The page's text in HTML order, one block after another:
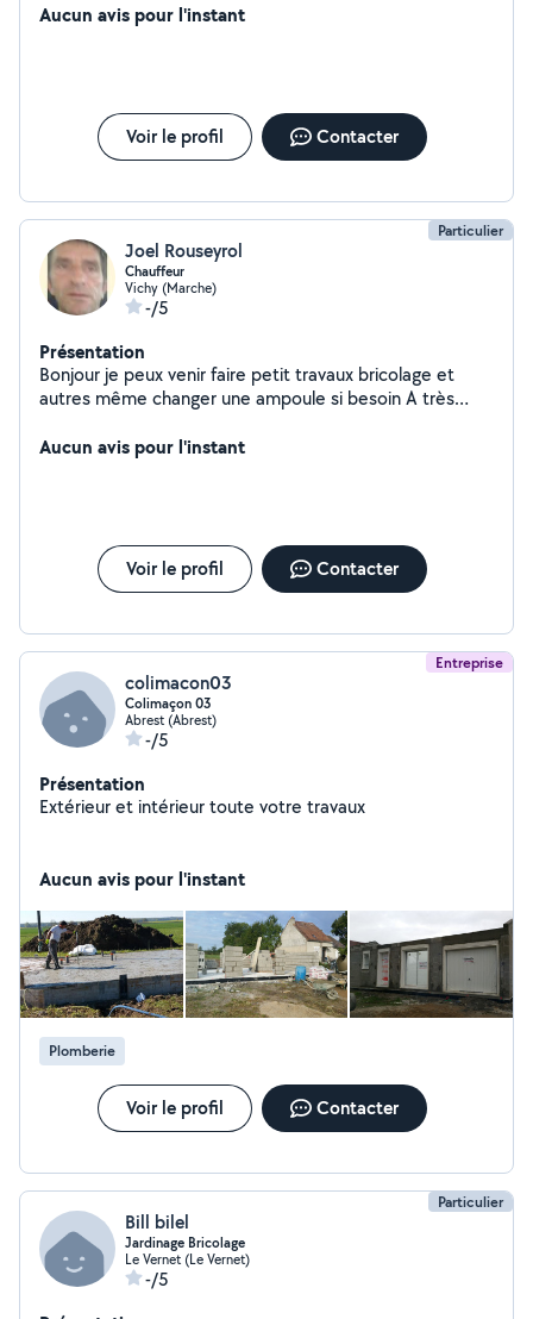
Aucun avis pour l'instant
Voir le profil Contacter
Particulier
Joel Rouseyrol
Chauffeur
Vichy (Marche)
-/5
Présentation
Bonjour je peux venir faire petit travaux bricolage et
autres même changer une ampoule si besoin A très
répondraisCordialementJoel
Aucun avis pour l'instant
Voir le profil Contacter
Entreprise
colimacon03
Colimaçon 03
Abrest (Abrest)
-/5
Présentation
Extérieur et intérieur toute votre travaux
Aucun avis pour l'instant
Plomberie
Voir le profil Contacter
Particulier
Bill bilel
Jardinage Bricolage
Le Vernet (Le Vernet)
-/5